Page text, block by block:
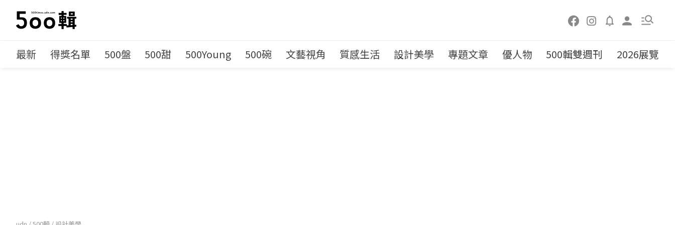
最新 得獎名單 500盤 500甜 500Young 500碗 文藝視角 質感生活 設計美學 專題文章 優人物 500輯雙週刊 2026展覽